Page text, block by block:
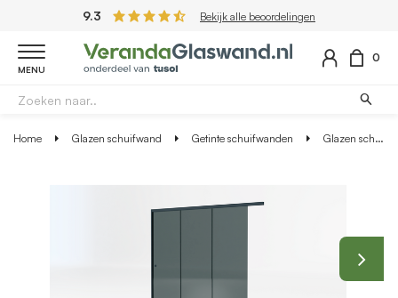
9.3 Bekijk alle beoordelingen
MENU
0
Home Glazen schuifwand Getinte schuifwanden Glazen schuifwand antraciet - Getint glas - 3 railsysteem tot 288 cm breed